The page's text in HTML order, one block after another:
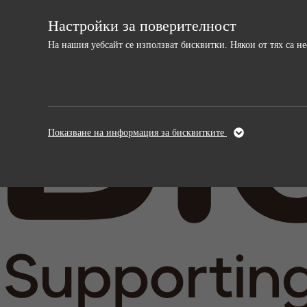
Настройки за поверителност
На нашия уебсайт се използват бисквитки. Някои от тях са
Необходими
Тези бисквитки са необходими за
Доставчици sgalinski
Време на
Време на
Показване на информация за бисквитките